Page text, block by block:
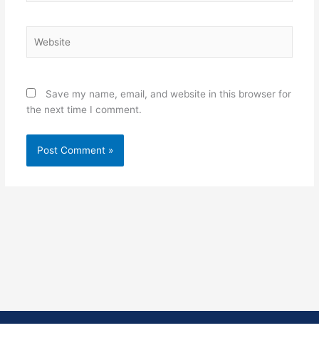
Save my name, email, and website in this browser for
the next time I comment.